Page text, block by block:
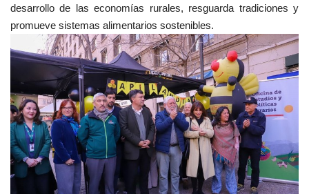
desarrollo de las economías rurales, resguarda tradiciones y
promueve sistemas alimentarios sostenibles.